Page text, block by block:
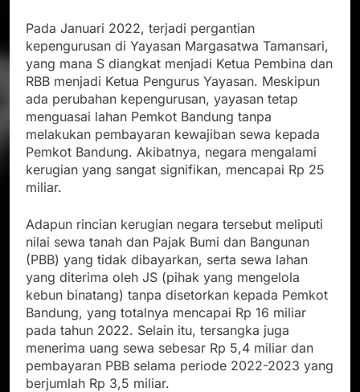
Pada Januari 2022, terjadi pergantian
kepengurusan di Yayasan Margasatwa Tamansari,
yang mana S diangkat menjadi Ketua Pembina dan
RBB menjadi Ketua Pengurus Yayasan. Meskipun
ada perubahan kepengurusan, yayasan tetap
menguasai lahan Pemkot Bandung tanpa
melakukan pembayaran kewajiban sewa kepada
Pemkot Bandung. Akibatnya, negara mengalami
kerugian yang sangat signifikan, mencapai Rp 25
miliar.
Adapun rincian kerugian negara tersebut meliputi
nilai sewa tanah dan Pajak Bumi dan Bangunan
(PBB) yang tidak dibayarkan, serta sewa lahan
yang diterima oleh JS (pihak yang mengelola
kebun binatang) tanpa disetorkan kepada Pemkot
Bandung, yang totalnya mencapai Rp 16 miliar
pada tahun 2022. Selain itu, tersangka juga
menerima uang sewa sebesar Rp 5,4 miliar dan
pembayaran PBB selama periode 2022-2023 yang
berjumlah Rp 3,5 miliar.